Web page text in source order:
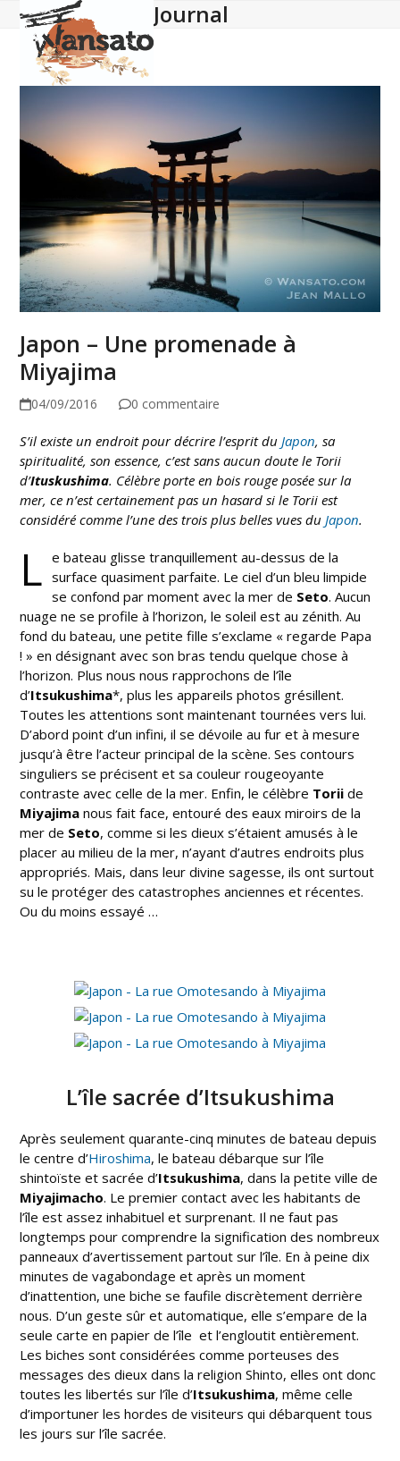
Skip
content
Open
mobile
menu
Close
mobile
menu
Journal
Japon – Une promenade à
Miyajima
04/09/2016 0 commentaire
S’il existe un endroit pour décrire l’esprit duJapon, sa
spiritualité, son essence, c’est sans aucun doute le Torii
d’Ituskushima. Célèbre porte en bois rouge posée sur la
mer, ce n’est certainement pas un hasard si le Torii est
considéré comme l’une des trois plus belles vues duJapon.
L e bateau glisse tranquillement au-dessus de la
surface quasiment parfaite. Le ciel d’un bleu limpide
se confond par moment avec la mer de Seto. Aucun
nuage ne se profile à l’horizon, le soleil est au zénith. Au
fond du bateau, une petite fille s’exclame « regarde Papa
! » en désignant avec son bras tendu quelque chose à
l’horizon. Plus nous nous rapprochons de l’île
d’Itsukushima*, plus les appareils photos grésillent.
Toutes les attentions sont maintenant tournées vers lui.
D’abord point d’un infini, il se dévoile au fur et à mesure
jusqu’à être l’acteur principal de la scène. Ses contours
singuliers se précisent et sa couleur rougeoyante
contraste avec celle de la mer. Enfin, le célèbre Torii de
Miyajima nous fait face, entouré des eaux miroirs de la
mer de Seto, comme si les dieux s’étaient amusés à le
placer au milieu de la mer, n’ayant d’autres endroits plus
appropriés. Mais, dans leur divine sagesse, ils ont surtout
su le protéger des catastrophes anciennes et récentes.
Ou du moins essayé …
L’île sacrée d’Itsukushima
Après seulement quarante-cinq minutes de bateau depuis
le centre d’Hiroshima, le bateau débarque sur l’île
shintoïste et sacrée d’Itsukushima, dans la petite ville de
Miyajimacho. Le premier contact avec les habitants de
l’île est assez inhabituel et surprenant. Il ne faut pas
longtemps pour comprendre la signification des nombreux
panneaux d’avertissement partout sur l’île. En à peine dix
minutes de vagabondage et après un moment
d’inattention, une biche se faufile discrètement derrière
nous. D’un geste sûr et automatique, elle s’empare de la
seule carte en papier de l’île et l’engloutit entièrement.
Les biches sont considérées comme porteuses des
messages des dieux dans la religion Shinto, elles ont donc
toutes les libertés sur l’île d’Itsukushima, même celle
d’importuner les hordes de visiteurs qui débarquent tous
les jours sur l’île sacrée.